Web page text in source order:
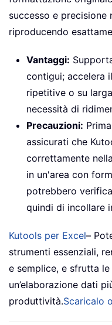
successo e precisione
riproducendo
Vantaggi:
contigui; accelera
ripetitive o su
necessità di
Precauzioni:
assicurati che
correttamente
in un'area con
potrebbero
quindi di incollare
Kutools per Excel–
strumenti essenziali,
e semplice, e sfrutta
un’elaborazione dati
produttività.Scaricalo